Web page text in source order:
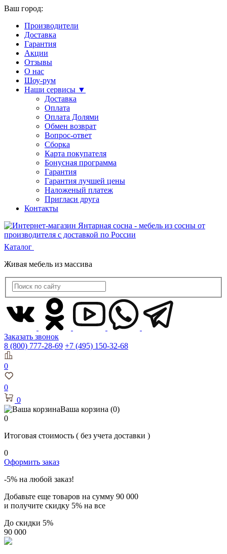
Ваш город:
Производители
Доставка
Гарантия
Акции
Отзывы
О нас
Шоу-рум
Наши сервисы ▼
Доставка
Оплата
Оплата Долями
Обмен возврат
Вопрос-ответ
Сборка
Карта покупателя
Бонусная программа
Гарантия
Гарантия лучшей цены
Наложеный платеж
Пригласи друга
Контакты
Каталог
Живая мебель из массива
Заказать звонок
8 (800) 777-28-69 +7 (495) 150-32-68
0
0
0
Ваша корзина (0)
0
Итоговая стоимость ( без учета доставки )
0
Оформить заказ
-5% на любой заказ!
Добавьте еще товаров на сумму 90 000
и получите скидку 5% на все
До скидки 5%
90 000